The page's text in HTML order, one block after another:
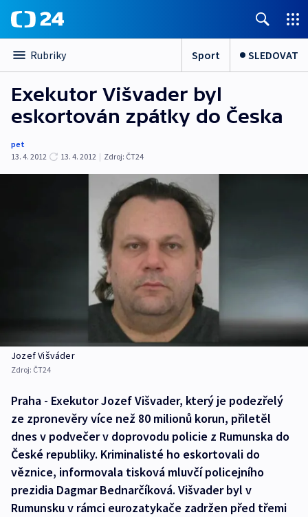
Rubriky Sport SLEDOVAT
Exekutor Višvader byl
eskortován zpátky do Česka
pet
13. 4. 2012
13. 4. 2012 | Zdroj: ČT24
Jozef Višváder
Zdroj: ČT24
Praha - Exekutor Jozef Višvader, který je podezřelý
ze zpronevěry více než 80 milionů korun, přiletěl
dnes v podvečer v doprovodu policie z Rumunska do
České republiky. Kriminalisté ho eskortovali do
věznice, informovala tisková mluvčí policejního
prezidia Dagmar Bednarčíková. Višvader byl v
Rumunsku v rámci eurozatykače zadržen před třemi